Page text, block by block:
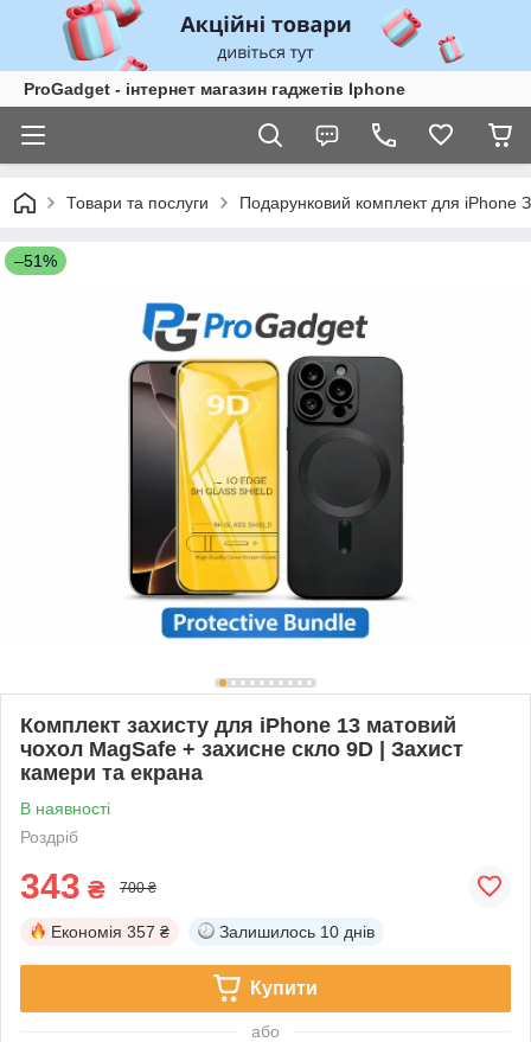
ProGadget - iнтернет магазин гаджетів Iphone
Товари та послуги Подарунковий комплект для iPhone
–51%
Комплект захисту для iPhone 13 матовий
чохол MagSafe + захисне скло 9D | Захист
камери та екрана
В наявності
Роздріб
343 ₴ 700 ₴
Економія 357 ₴ Залишилось 10 днів
Купити
або